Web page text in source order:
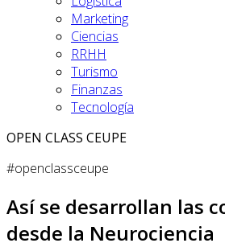
Marketing
Ciencias
RRHH
Turismo
Finanzas
Tecnología
OPEN CLASS CEUPE
#openclassceupe
Así se desarrollan las
desde la Neurociencia